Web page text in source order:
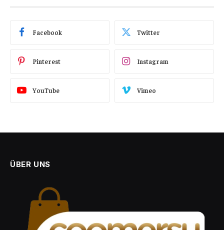
Facebook Twitter
Pinterest Instagram
YouTube Vimeo
ÜBER UNS